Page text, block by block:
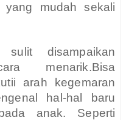
yang mudah sekali
disampaikan
menarik.Bisa
arah kegemaran
hal-hal baru
anak. Seperti